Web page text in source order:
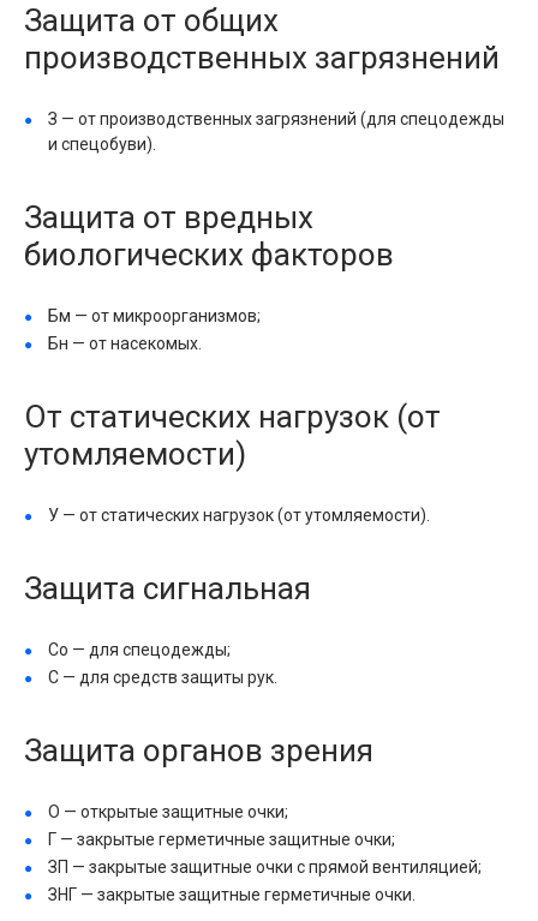
Защита от общих
производственных загрязнений
З — от производственных загрязнений (для спецодежды
и спецобуви).
Защита от вредных
биологических факторов
Бм — от микроорганизмов;
Бн — от насекомых.
От статических нагрузок (от
утомляемости)
У — от статических нагрузок (от утомляемости).
Защита сигнальная
Со — для спецодежды;
С — для средств защиты рук.
Защита органов зрения
О — открытые защитные очки;
Г — закрытые герметичные защитные очки;
ЗП — закрытые защитные очки с прямой вентиляцией;
ЗНГ — закрытые защитные герметичные очки.